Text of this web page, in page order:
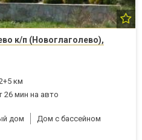
к/п (Новоглаголево),
км
26 мин на авто
дом Дом с бассейном